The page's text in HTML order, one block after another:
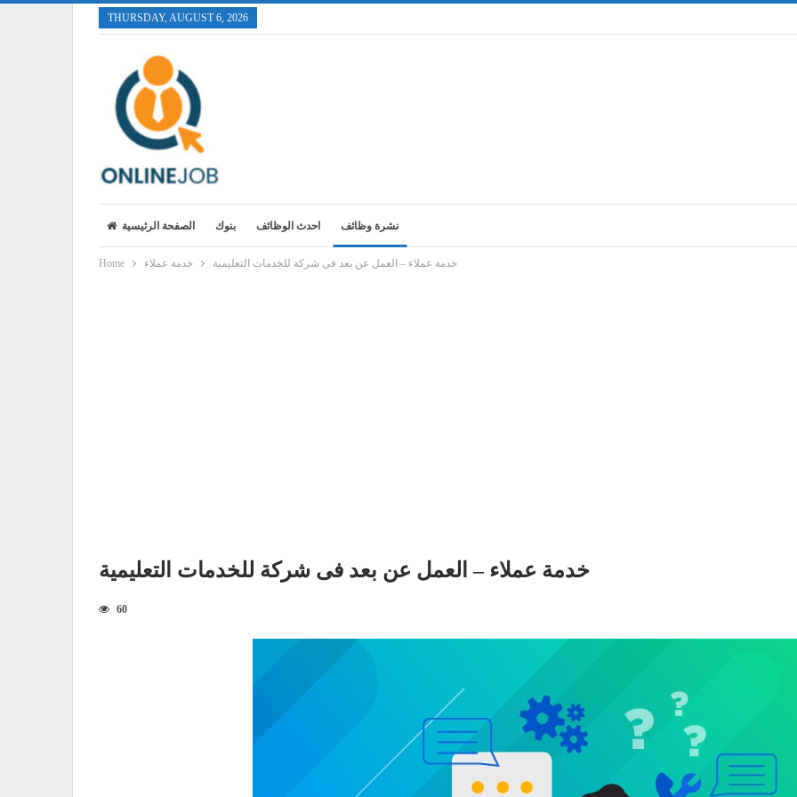
THURSDAY, AUGUST 6, 2026
الصفحة الرئيسية بنوك احدث الوظائف نشرة وظائف
Home خدمة عملاء خدمة عملاء – العمل عن بعد فى شركة للخدمات التعليمية
خدمة عملاء – العمل عن بعد فى شركة للخدمات التعليمية
60